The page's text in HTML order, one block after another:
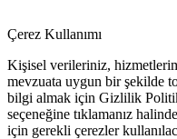
Çerez Kullanımı
Kişisel verileriniz,
mevzuata uygun bir şekilde
bilgi almak için Gizlilik
seçeneğine tıklamanız
için gerekli çerezler